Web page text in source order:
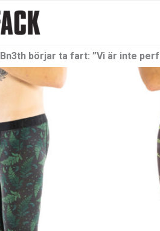
Bn3th börjar ta fart: ”Vi är inte